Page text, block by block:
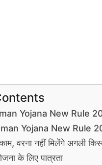
Yojana New Rule
Yojana New Rule
वरना नहीं मिलेंगे अगली
के लिए पात्रता